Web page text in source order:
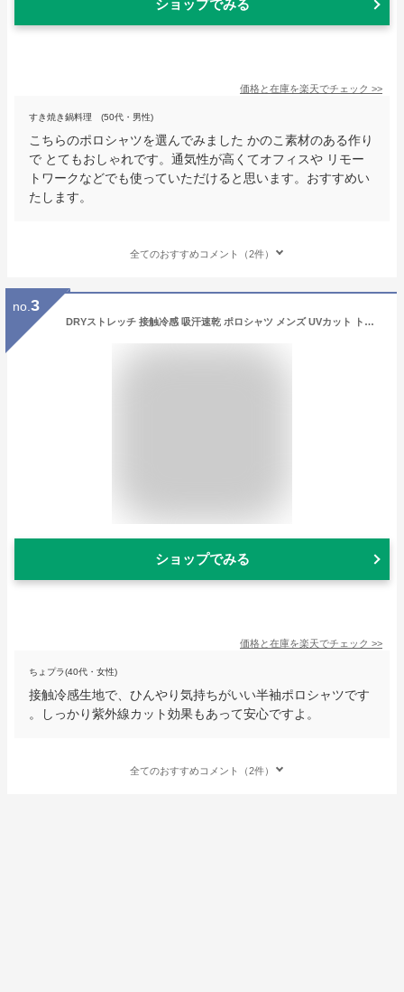
ショップでみる
価格と在庫を楽天でチェック >>
すき焼き鍋料理 (50代・男性)
こちらのポロシャツを選んでみました かのこ素材のある作り
で とてもおしゃれです。通気性が高くてオフィスや リモー
トワークなどでも使っていただけると思います。おすすめい
たします。
全てのおすすめコメント（2件）
no. 3
DRYストレッチ 接触冷感 吸汗速乾 ポロシャツ メンズ UVカット トップス 服 春 夏 春服 夏服 メンズファッション【メール便送料無料《M1.5》】【2-E1L】
ショップでみる
価格と在庫を楽天でチェック >>
ちょプラ(40代・女性)
接触冷感生地で、ひんやり気持ちがいい半袖ポロシャツです
。しっかり紫外線カット効果もあって安心ですよ。
全てのおすすめコメント（2件）